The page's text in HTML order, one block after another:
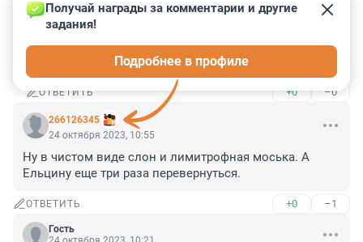
Гость
Коллекционируй бабочек,а нет,так бабушек ))))
ОТВЕТИТЬ +0 –0
266126345
Получай награды за комментарии и другие
задания!
Подробнее в профиле
24 октября 2023, 10:55
Ну в чистом виде слон и лимитрофная моська. А
Ельцину еще три раза перевернуться.
ОТВЕТИТЬ +0 –1
Гость